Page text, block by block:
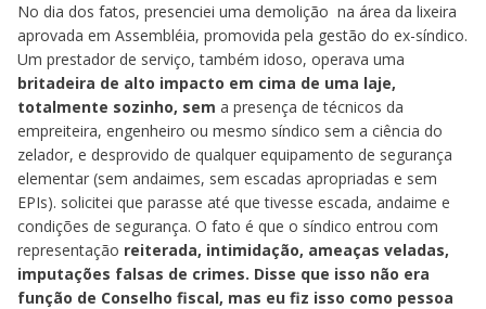
No dia dos fatos, presenciei uma demolição na área da lixeira
aprovada em Assembléia, promovida pela gestão do ex-síndico.
Um prestador de serviço, também idoso, operava uma
britadeira de alto impacto em cima de uma laje,
totalmente sozinho, sem a presença de técnicos da
empreiteira, engenheiro ou mesmo síndico sem a ciência do
zelador, e desprovido de qualquer equipamento de segurança
elementar (sem andaimes, sem escadas apropriadas e sem
EPIs). solicitei que parasse até que tivesse escada, andaime e
condições de segurança. O fato é que o síndico entrou com
representação reiterada, intimidação, ameaças veladas,
imputações falsas de crimes. Disse que isso não era
função de Conselho fiscal, mas eu fiz isso como pessoa